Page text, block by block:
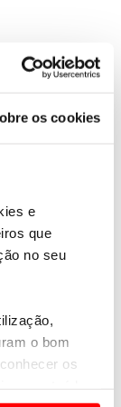
os cookies
e
que
no seu
o bom
os